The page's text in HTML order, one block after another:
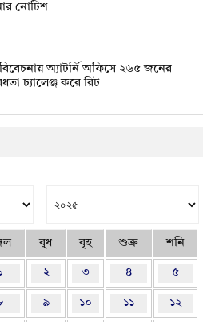
নোটিশ
অ‍্যাটর্নি অফিসে ২৬৫ জনের
চ্যালেঞ্জ করে রিট
বুধ বৃহ শুক্র শনি
২ ৩ ৪ ৫
৯ ১০ ১১ ১২